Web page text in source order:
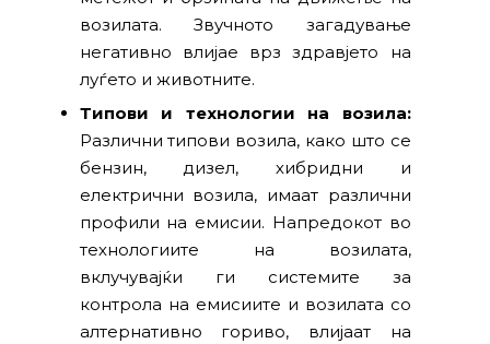
возилата. Звучното загадување
негативно влијае врз здравјето на
луѓето и животните.
Типови и технологии на возила:
Различни типови возила, како што се
бензин, дизел, хибридни и
електрични возила, имаат различни
профили на емисии. Напредокот во
технологиите на возилата,
вклучувајќи ги системите за
контрола на емисиите и возилата со
алтернативно гориво, влијаат на